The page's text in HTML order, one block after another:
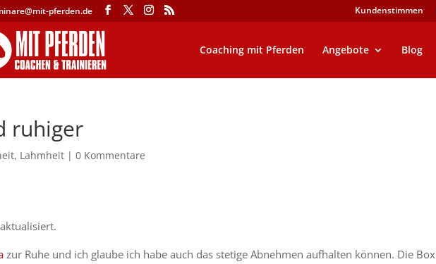
pferden.de Kundenstimmen
Coaching mit Pferden Angebote Blog
ruhiger
, Lahmheit |0 Kommentare
zur Ruhe und ich glaube ich habe auch das stetige Abnehmen aufhalten können. Die Box